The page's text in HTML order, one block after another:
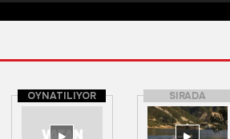
OYNATILIYOR SIRADA